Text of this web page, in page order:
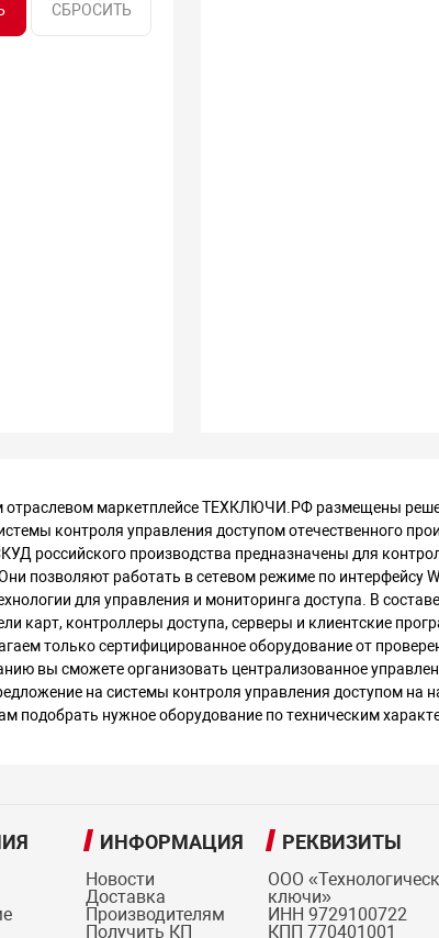
отраслевом маркетплейсе ТЕХКЛЮЧИ.РФ размещены
контроля управления доступом отечественного
российского производства предназначены для
позволяют работать в сетевом режиме по интерфейсу
для управления и мониторинга доступа. В
карт, контроллеры доступа, серверы и клиентские
только сертифицированное оборудование от
вы сможете организовать централизованное
на системы контроля управления доступом на
подобрать нужное оборудование по техническим
ИНФОРМАЦИЯ
Новости
Доставка
Производителям
Получить КП
РЕКВИЗИТЫ
ООО
ключи»
ИНН 9729100722
КПП 770401001